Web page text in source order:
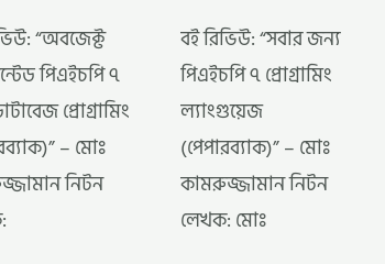
“অবজেক্ট
পিএইচপি ৭
প্রোগ্রামিং
– মোঃ
নিটন
বই রিভিউ: “সবার জন্য
পিএইচপি ৭ প্রোগ্রামিং
ল্যাংগুয়েজ
(পেপারব্যাক)” – মোঃ
কামরুজ্জামান নিটন
লেখক: মোঃ